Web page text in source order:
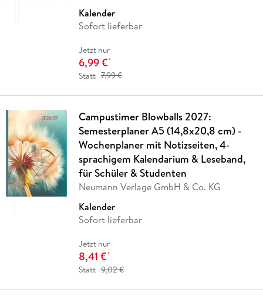
Kalender
Sofort lieferbar
Jetzt nur
6,99 €*
Statt 7,99 €
Campustimer Blowballs 2027:
Semesterplaner A5 (14,8x20,8 cm) -
Wochenplaner mit Notizseiten, 4-
sprachigem Kalendarium & Leseband,
für Schüler & Studenten
Neumann Verlage GmbH & Co. KG
Kalender
Sofort lieferbar
Jetzt nur
8,41 €*
Statt 9,02 €